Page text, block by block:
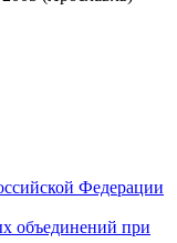
Федерации
объединений при